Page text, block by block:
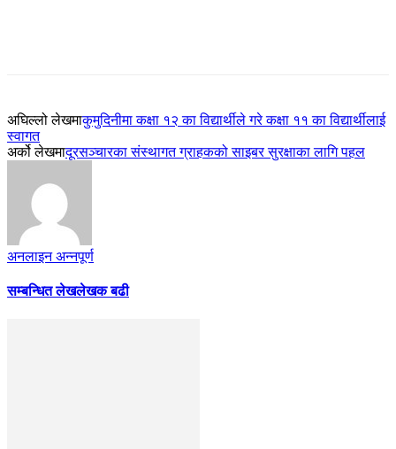
अघिल्लो लेखमाकुमुदिनीमा कक्षा १२ का विद्यार्थीले गरे कक्षा ११ का विद्यार्थीलाई
स्वागत
अर्को लेखमादूरसञ्चारका संस्थागत ग्राहकको साइबर सुरक्षाका लागि पहल
अनलाइन अन्नपूर्ण
सम्बन्धित लेखलेखक बढी